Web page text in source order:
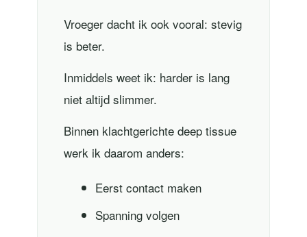
Vroeger dacht ik ook vooral: stevig
is beter.
Inmiddels weet ik: harder is lang
niet altijd slimmer.
Binnen klachtgerichte deep tissue
werk ik daarom anders:
Eerst contact maken
Spanning volgen